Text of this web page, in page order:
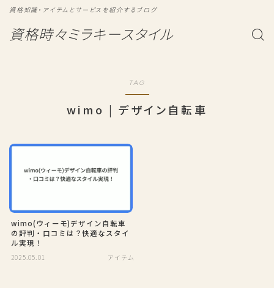
資格時々ミラキースタイル
資格知識・アイテムとサービスを紹介するブログ
TAG
wimo | デザイン自転車
wimo(ウィーモ)デザイン自転車
の評判・口コミは？快適なスタイ
ル実現！
2025.05.01 アイテム